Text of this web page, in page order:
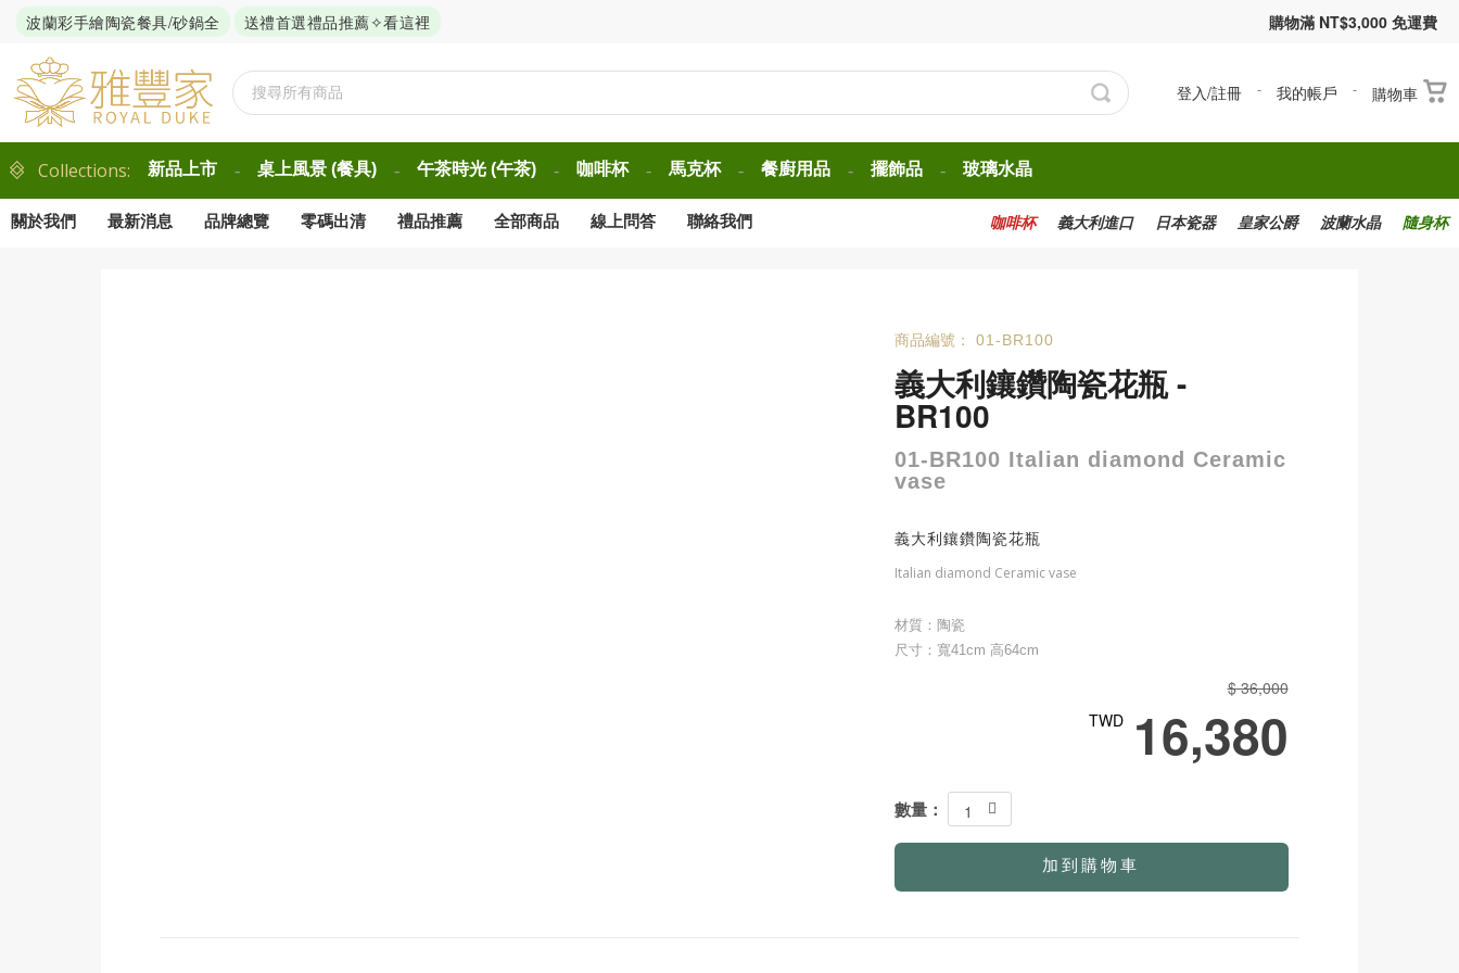
購物滿 NT$3,000 免運費
登入/註冊 - 我的帳戶 - 購物車
波蘭彩手繪陶瓷餐具/砂鍋全 送禮首選禮品推薦✧看這裡
Collections: 新品上市 - 桌上風景 (餐具) - 午茶時光 (午茶) - 咖啡杯 - 馬克杯 - 餐廚用品 - 擺飾品 - 玻璃水晶
關於我們 最新消息 品牌總覽 零碼出清 禮品推薦 全部商品 線上問答 聯絡我們 隨身杯
波蘭水晶
皇家公爵
日本瓷器
義大利進口
咖啡杯
商品編號： 01-BR100
義大利鑲鑽陶瓷花瓶 -
BR100
01-BR100 Italian diamond Ceramic
vase
義大利鑲鑽陶瓷花瓶
Italian diamond Ceramic vase
材質：陶瓷
尺寸：寬41cm 高64cm
$ 36,000
TWD
16,380
數量： 1
加到購物車